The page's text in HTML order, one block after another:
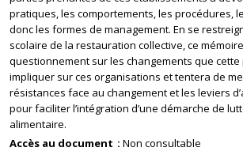
pratiques, les comportements, les procédures,
donc les formes de management. En se
scolaire de la restauration collective, ce mémoire
questionnement sur les changements que
impliquer sur ces organisations et tentera de
résistances face au changement et les leviers
pour faciliter l’intégration d’une démarche de
alimentaire.
Accès au document
Non consultable